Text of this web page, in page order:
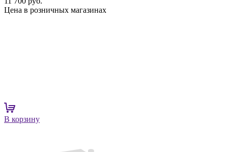
Цена в розничных магазинах
В корзину